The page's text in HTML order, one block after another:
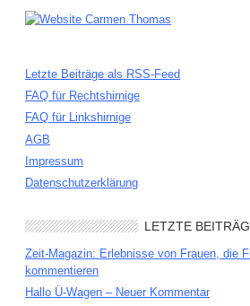
Letzte Beiträge als RSS-Feed
FAQ für Rechtshirnige
FAQ für Linkshirnige
AGB
Impressum
Datenschutzerklärung
LETZTE
Zeit-Magazin: Erlebnisse von Frauen, die
kommentieren
Hallo Ü-Wagen – Neuer Kommentar